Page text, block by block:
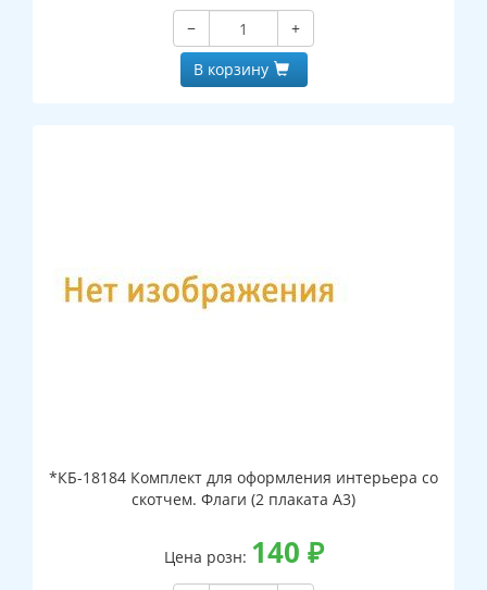
−
+
В корзину
*КБ-18184 Комплект для оформления интерьера со
скотчем. Флаги (2 плаката А3)
Цена розн: 140 ₽